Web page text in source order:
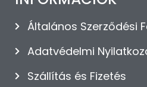
Általános Szerződési
Adatvédelmi
Szállítás és Fizetés